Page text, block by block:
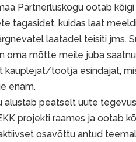
Partnerluskogu ootab
tagasidet, kuidas laat
laatadel teisiti jms.
oma mõtte meile juba
kauplejat/tootja esindajat,
enam.
alustab peatselt uute
projekti raames ja ootab
osavõttu antud